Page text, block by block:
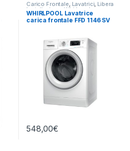
Carico Frontale, Lavatrici, Libera
Installazione Whirlpool
WHIRLPOOL Lavatrice
carica frontale FFD 1146 SV
548,00€